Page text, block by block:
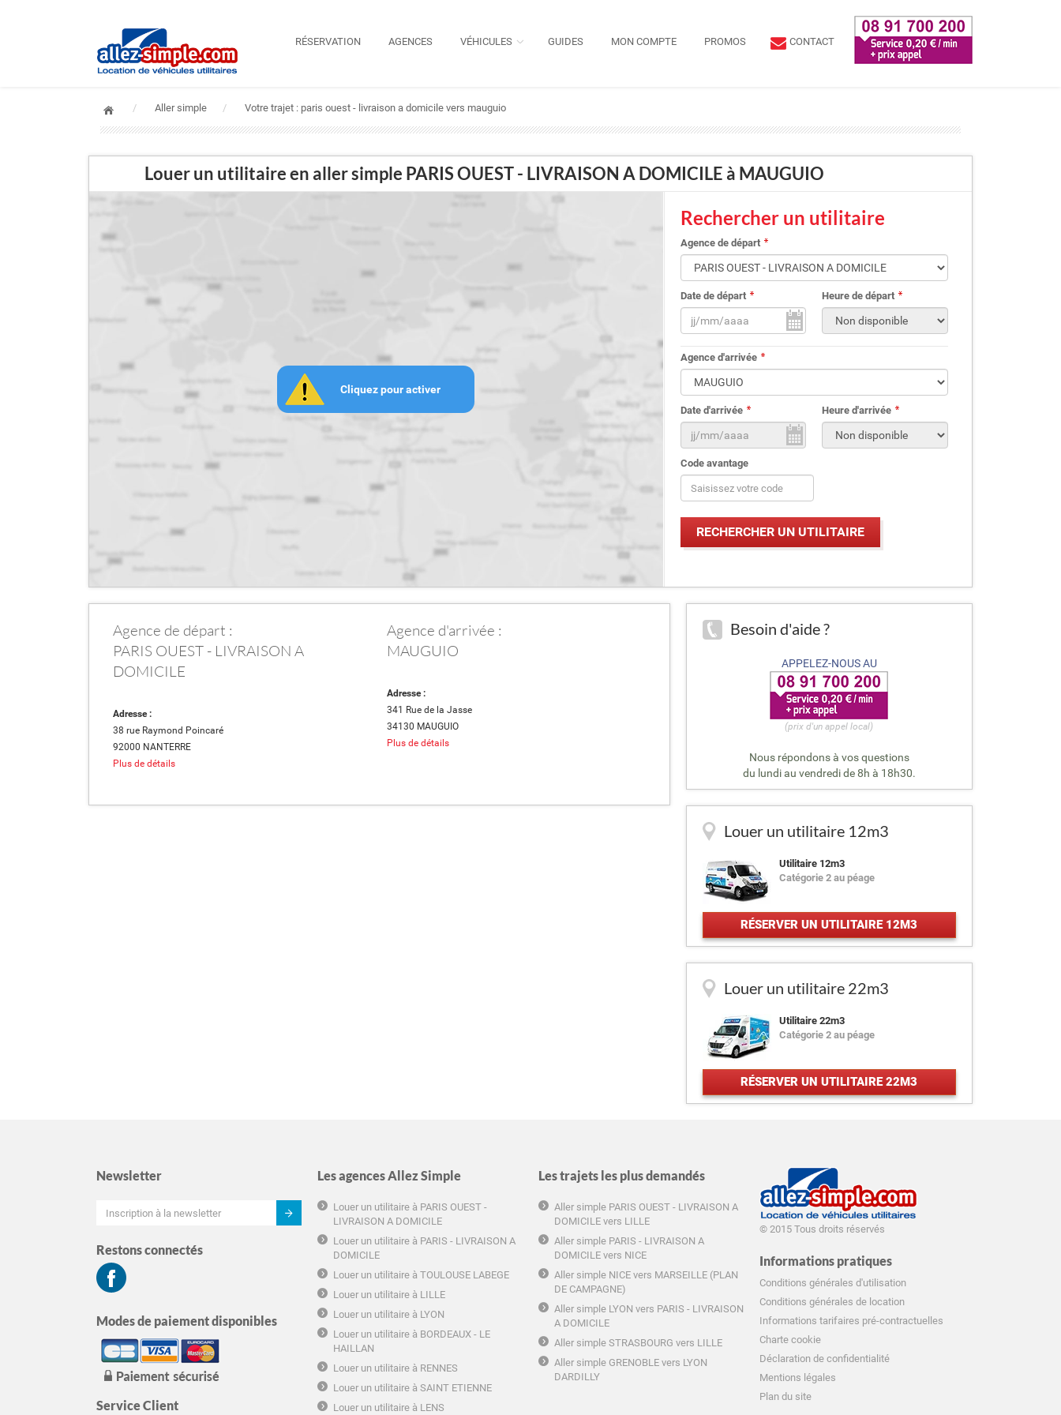
RÉSERVATION AGENCES VÉHICULES GUIDES MON COMPTE PROMOS CONTACT
Aller simple Votre trajet : paris ouest - livraison a domicile vers mauguio
Louer un utilitaire en aller simple PARIS OUEST - LIVRAISON A DOMICILE à MAUGUIO
Cliquez pour activer
Rechercher un utilitaire
Agence de départ
Date de départ Heure de départ
Agence d'arrivée
Date d'arrivée Heure d'arrivée
Code avantage
Agence de départ :
PARIS OUEST - LIVRAISON A
DOMICILE
Adresse :
38 rue Raymond Poincaré
92000 NANTERRE
Plus de détails
Agence d'arrivée :
MAUGUIO
Adresse :
341 Rue de la Jasse
34130 MAUGUIO
Plus de détails
Besoin d'aide ?
APPELEZ-NOUS AU
(prix d'un appel local)
Nous répondons à vos questions
du lundi au vendredi de 8h à 18h30.
Louer un utilitaire 12m3
Utilitaire 12m3
Catégorie 2 au péage
RÉSERVER UN UTILITAIRE 12M3
Louer un utilitaire 22m3
Utilitaire 22m3
Catégorie 2 au péage
RÉSERVER UN UTILITAIRE 22M3
Newsletter
Restons connectés
Modes de paiement disponibles
Service Client
Les agences Allez Simple
Louer un utilitaire à PARIS OUEST -
LIVRAISON A DOMICILE
Louer un utilitaire à PARIS - LIVRAISON A
DOMICILE
Louer un utilitaire à TOULOUSE LABEGE
Louer un utilitaire à LILLE
Louer un utilitaire à LYON
Louer un utilitaire à BORDEAUX - LE
HAILLAN
Louer un utilitaire à RENNES
Louer un utilitaire à SAINT ETIENNE
Louer un utilitaire à LENS
Les trajets les plus demandés
Aller simple PARIS OUEST - LIVRAISON A
DOMICILE vers LILLE
Aller simple PARIS - LIVRAISON A
DOMICILE vers NICE
Aller simple NICE vers MARSEILLE (PLAN
DE CAMPAGNE)
Aller simple LYON vers PARIS - LIVRAISON
A DOMICILE
Aller simple STRASBOURG vers LILLE
Aller simple GRENOBLE vers LYON
DARDILLY
© 2015 Tous droits réservés
Informations pratiques
Conditions générales d'utilisation
Conditions générales de location
Informations tarifaires pré-contractuelles
Charte cookie
Déclaration de confidentialité
Mentions légales
Plan du site